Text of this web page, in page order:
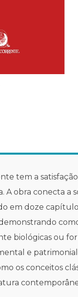
tem a
A obra conecta a
em doze
biológicas ou
e
os conceitos